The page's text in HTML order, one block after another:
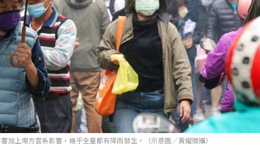
加上南方雲系影響，幾乎全臺都有降雨發生。（示意圖／黃耀徵攝）